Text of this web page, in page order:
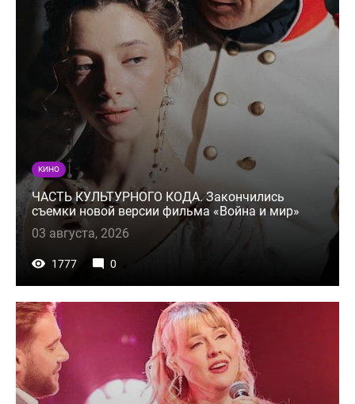
КИНО
ЧАСТЬ КУЛЬТУРНОГО КОДА. Закончились
съемки новой версии фильма «Война и мир»
03 августа, 2026
1777 0